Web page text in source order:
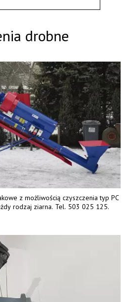
drobne
z możliwością czyszczenia typ PC
rodzaj ziarna. Tel. 503 025 125.